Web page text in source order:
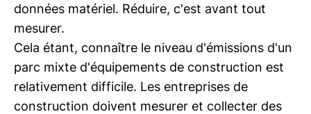
données matériel. Réduire, c'est avant tout
mesurer.
Cela étant, connaître le niveau d'émissions d'un
parc mixte d'équipements de construction est
relativement difficile. Les entreprises de
construction doivent mesurer et collecter des